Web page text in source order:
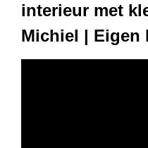
interieur met
Michiel | Eigen